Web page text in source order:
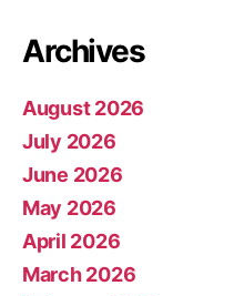
Archives
August 2026
July 2026
June 2026
May 2026
April 2026
March 2026